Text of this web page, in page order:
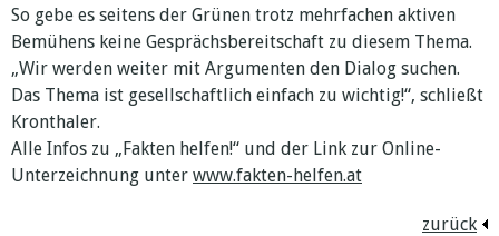
So gebe es seitens der Grünen trotz mehrfachen aktiven
Bemühens keine Gesprächsbereitschaft zu diesem Thema.
„Wir werden weiter mit Argumenten den Dialog suchen.
Das Thema ist gesellschaftlich einfach zu wichtig!“, schließt
Kronthaler.
Alle Infos zu „Fakten helfen!“ und der Link zur Online-
Unterzeichnung unter www.fakten-helfen.at
zurück